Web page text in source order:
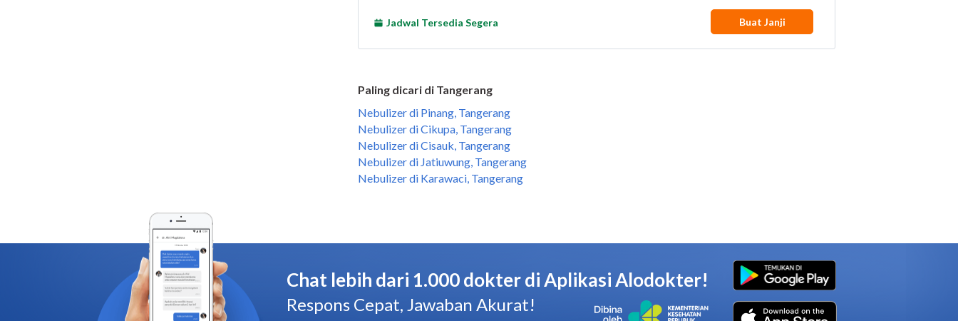
Paling dicari di Tangerang
Nebulizer di Pinang, Tangerang
Nebulizer di Cikupa, Tangerang
Nebulizer di Cisauk, Tangerang
Nebulizer di Jatiuwung, Tangerang
Nebulizer di Karawaci, Tangerang